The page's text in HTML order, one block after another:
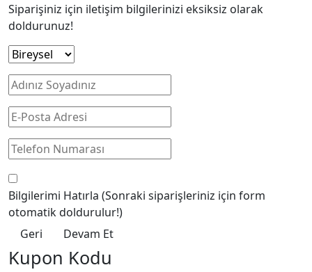
Siparişiniz için iletişim bilgilerinizi eksiksiz olarak
doldurunuz!
Bilgilerimi Hatırla (Sonraki siparişleriniz için form
otomatik doldurulur!)
Geri
Devam Et
Kupon Kodu